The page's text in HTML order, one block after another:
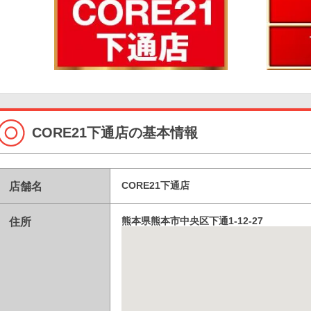
CORE21下通店の基本情報
店舗名 CORE21下通店
住所 熊本県熊本市中央区下通1-12-27